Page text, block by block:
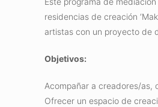
residencias de creación
artistas con un proyecto de
Objetivos:
Acompañar a creadores/as,
Ofrecer un espacio de